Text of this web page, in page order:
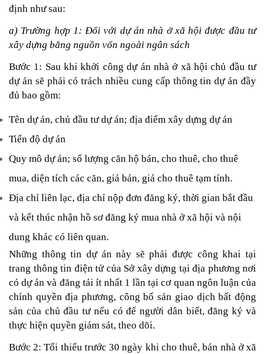
định như sau:
a) Trường hợp 1: Đối với dự án nhà ở xã hội được đầu tư
xây dựng bằng nguồn vốn ngoài ngân sách
Bước 1: Sau khi khởi công dự án nhà ở xã hội chủ đầu tư
dự án sẽ phải có trách nhiều cung cấp thông tin dự án đầy
đủ bao gồm:
Tên dự án, chủ đầu tư dự án; địa điểm xây dựng dự án
Tiến độ dự án
Quy mô dự án; số lượng căn hộ bán, cho thuê, cho thuê
mua, diện tích các căn, giá bán, giá cho thuê tạm tính.
Địa chỉ liên lạc, địa chỉ nộp đơn đăng ký, thời gian bắt đầu
và kết thúc nhận hồ sơ đăng ký mua nhà ở xã hội và nội
dung khác có liên quan.
Những thông tin dự án này sẽ phải được công khai tại
trang thông tin điện tử của Sở xây dựng tại địa phương nơi
có dự án và đăng tải ít nhất 1 lần tại cơ quan ngôn luận của
chính quyền địa phương, công bố sản giao dịch bất động
sản của chủ đầu tư nếu có để người dân biết, đăng ký và
thực hiện quyền giám sát, theo dõi.
Bước 2: Tối thiểu trước 30 ngày khi cho thuê, bán nhà ở xã